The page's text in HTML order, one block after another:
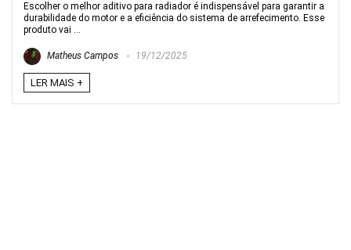
Escolher o melhor aditivo para radiador é indispensável para garantir a
durabilidade do motor e a eficiência do sistema de arrefecimento. Esse
produto vai ...
Matheus Campos 19/12/2025
LER MAIS +